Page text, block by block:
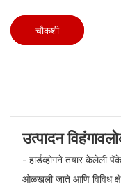
चौकशी
उत्पादन
- हार्डव्होगने तयार केलेली
ओळखली जाते आणि विविध